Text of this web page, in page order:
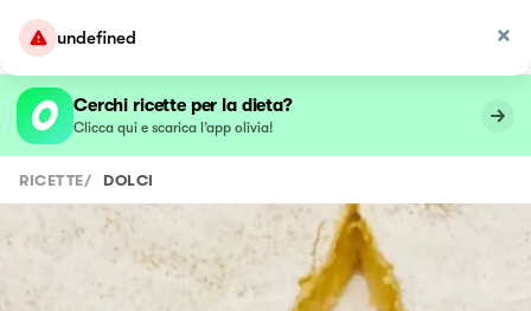
undefined
Cerchi ricette per la dieta?
Clicca qui e scarica l’app olivia!
RICETTE/ DOLCI